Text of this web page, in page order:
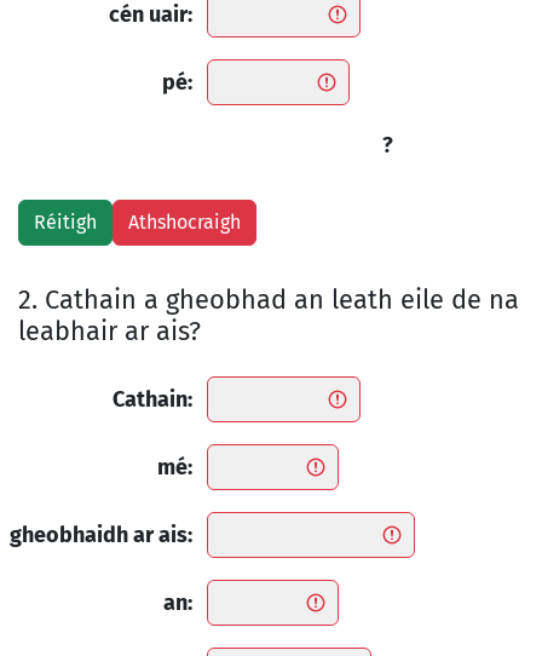
cén uair:
pé:
?
2. Cathain a gheobhad an leath eile de na
leabhair ar ais?
Cathain:
mé:
gheobhaidh ar ais:
an: